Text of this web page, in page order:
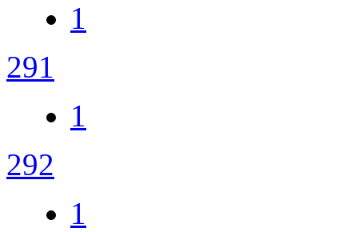
1
291
1
292
1